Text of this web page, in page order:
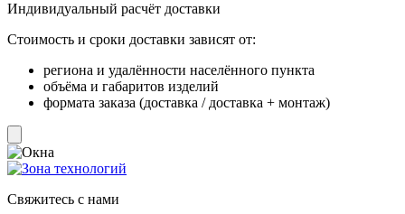
Индивидуальный расчёт доставки
Стоимость и сроки доставки зависят от:
региона и удалённости населённого пункта
объёма и габаритов изделий
формата заказа (доставка / доставка + монтаж)
Свяжитесь с нами